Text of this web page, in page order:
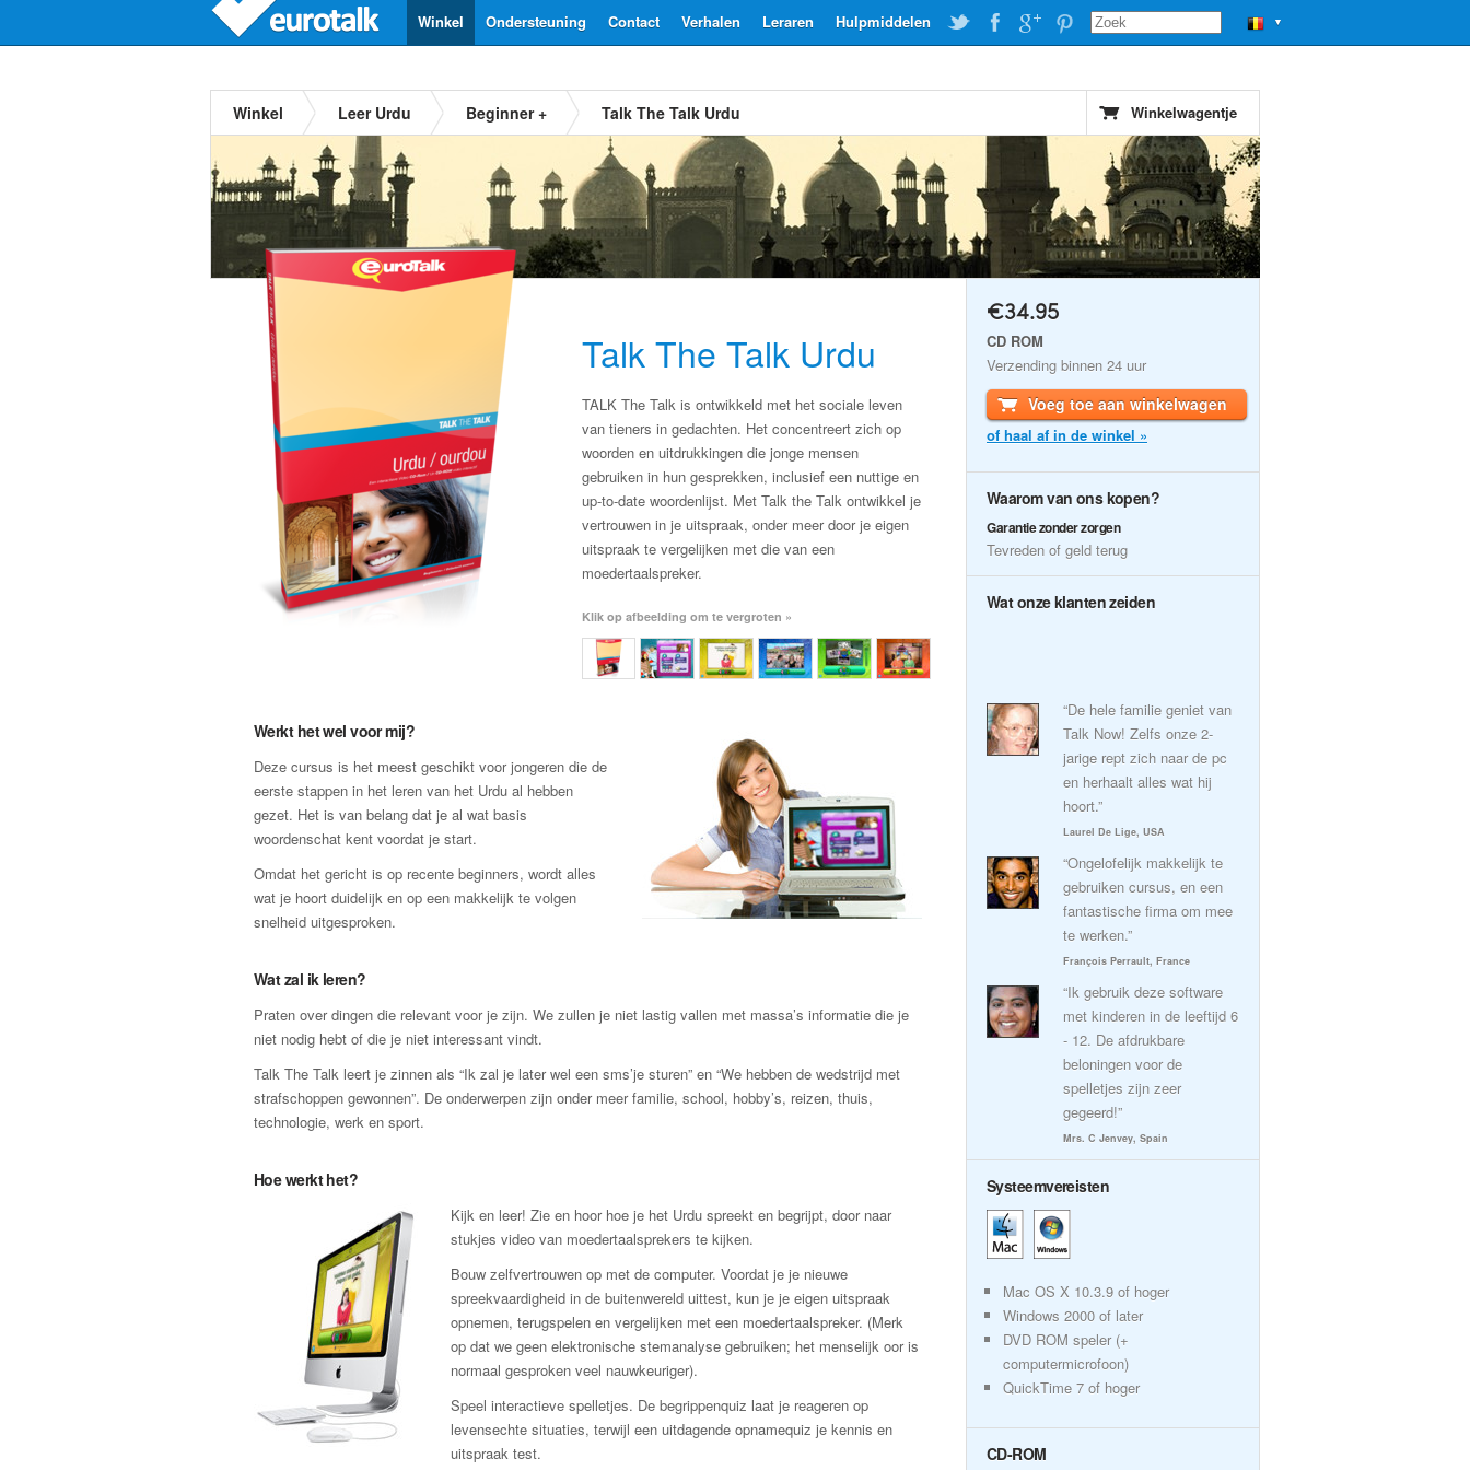
▼
Hulpmiddelen
Leraren
Verhalen
Contact
Ondersteuning
Winkel
Winkel Leer Urdu Beginner + Talk The Talk Urdu Winkelwagentje
Talk The Talk Urdu
TALK The Talk is ontwikkeld met het sociale leven
van tieners in gedachten. Het concentreert zich op
woorden en uitdrukkingen die jonge mensen
gebruiken in hun gesprekken, inclusief een nuttige en
up-to-date woordenlijst. Met Talk the Talk ontwikkel je
vertrouwen in je uitspraak, onder meer door je eigen
uitspraak te vergelijken met die van een
moedertaalspreker.
Klik op afbeelding om te vergroten »
Werkt het wel voor mij?
Deze cursus is het meest geschikt voor jongeren die de
eerste stappen in het leren van het Urdu al hebben
gezet. Het is van belang dat je al wat basis
woordenschat kent voordat je start.
Omdat het gericht is op recente beginners, wordt alles
wat je hoort duidelijk en op een makkelijk te volgen
snelheid uitgesproken.
Wat zal ik leren?
Praten over dingen die relevant voor je zijn. We zullen je niet lastig vallen met massa’s informatie die je
niet nodig hebt of die je niet interessant vindt.
Talk The Talk leert je zinnen als “Ik zal je later wel een sms’je sturen” en “We hebben de wedstrijd met
strafschoppen gewonnen”. De onderwerpen zijn onder meer familie, school, hobby’s, reizen, thuis,
technologie, werk en sport.
Hoe werkt het?
Kijk en leer! Zie en hoor hoe je het Urdu spreekt en begrijpt, door naar
stukjes video van moedertaalsprekers te kijken.
Bouw zelfvertrouwen op met de computer. Voordat je je nieuwe
spreekvaardigheid in de buitenwereld uittest, kun je je eigen uitspraak
opnemen, terugspelen en vergelijken met een moedertaalspreker. (Merk
op dat we geen elektronische stemanalyse gebruiken; het menselijk oor is
normaal gesproken veel nauwkeuriger).
Speel interactieve spelletjes. De begrippenquiz laat je reageren op
levensechte situaties, terwijl een uitdagende opnamequiz je kennis en
uitspraak test.
€34.95
CD ROM
Verzending binnen 24 uur
Voeg toe aan winkelwagen
of haal af in de winkel »
Waarom van ons kopen?
Garantie zonder zorgen
Tevreden of geld terug
Wat onze klanten zeiden
“De hele familie geniet van
Talk Now! Zelfs onze 2-
jarige rept zich naar de pc
en herhaalt alles wat hij
hoort.”
Laurel De Lige, USA
“Ongelofelijk makkelijk te
gebruiken cursus, en een
fantastische firma om mee
te werken.”
François Perrault, France
“Ik gebruik deze software
met kinderen in de leeftijd 6
- 12. De afdrukbare
beloningen voor de
spelletjes zijn zeer
gegeerd!”
Mrs. C Jenvey, Spain
Systeemvereisten
Mac OS X 10.3.9 of hoger
Windows 2000 of later
DVD ROM speler (+
computermicrofoon)
QuickTime 7 of hoger
CD-ROM